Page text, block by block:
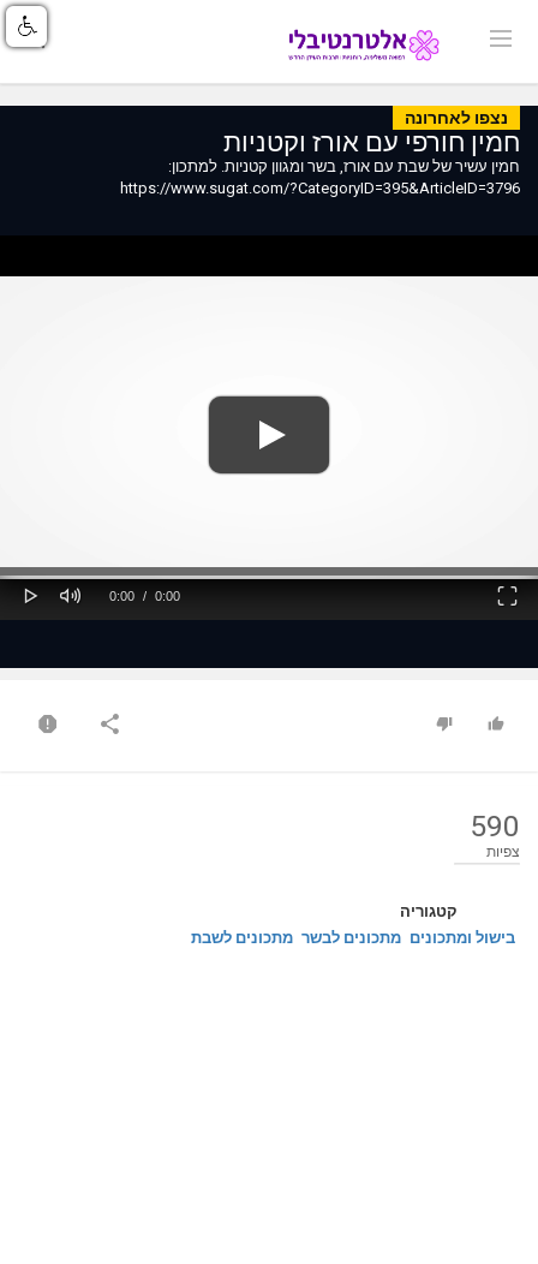
נצפו לאחרונה
חמין חורפי עם אורז וקטניות
חמין עשיר של שבת עם אורז, בשר ומגוון קטניות. למתכון:
https://www.sugat.com/?CategoryID=395&ArticleID=3796
Play Mute
Current
0:00 /
Duration
0:00
Fullscreen
590
צפיות
קטגוריה
בישול ומתכונים מתכונים לבשר מתכונים לשבת